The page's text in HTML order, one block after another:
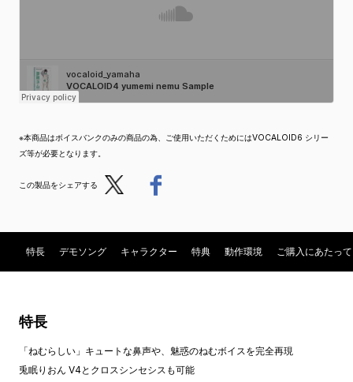
※本商品はボイスバンクのみの商品の為、ご使用いただくためにはVOCALOID6 シリー
ズ等が必要となります。
この製品をシェアする Post
特長 デモソング キャラクター 特典 動作環境 ご購入にあたって
特長
「ねむらしい」キュートな鼻声や、魅惑のねむボイスを完全再現
兎眠りおん V4とクロスシンセシスも可能